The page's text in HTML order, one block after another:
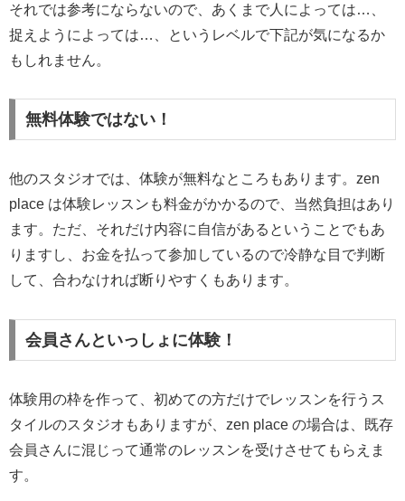
それでは参考にならないので、あくまで人によっては…、
捉えようによっては…、というレベルで下記が気になるか
もしれません。
無料体験ではない！
他のスタジオでは、体験が無料なところもあります。zen
place は体験レッスンも料金がかかるので、当然負担はあり
ます。ただ、それだけ内容に自信があるということでもあ
りますし、お金を払って参加しているので冷静な目で判断
して、合わなければ断りやすくもあります。
会員さんといっしょに体験！
体験用の枠を作って、初めての方だけでレッスンを行うス
タイルのスタジオもありますが、zen place の場合は、既存
会員さんに混じって通常のレッスンを受けさせてもらえま
す。